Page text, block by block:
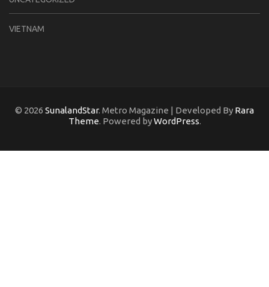
VIETNAM
© 2026 SunalandStar. Metro Magazine | Developed By Rara
Theme. Powered byWordPress.